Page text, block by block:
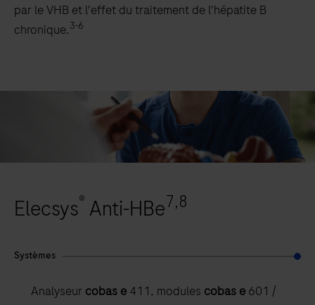
par le VHB et l'effet du traitement de l'hépatite B
chronique.3-6
Elecsys® Anti-HBe7,8
Systèmes
Analyseur cobas e 411, modules cobas e 601 /